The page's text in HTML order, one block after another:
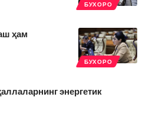
БУХОРО
БУХОРО
ҳам
энергетик